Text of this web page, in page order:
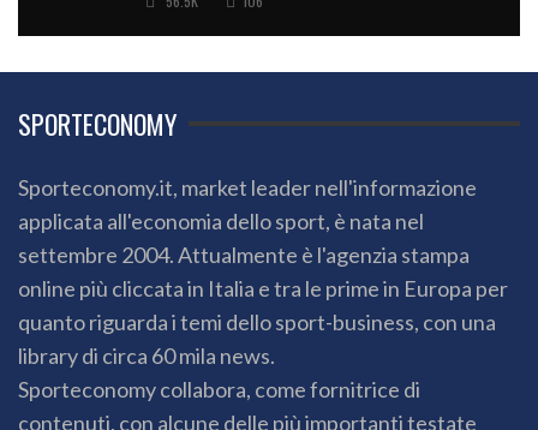
SPORTECONOMY
Sporteconomy.it, market leader nell'informazione
applicata all'economia dello sport, è nata nel
settembre 2004. Attualmente è l'agenzia stampa
online più cliccata in Italia e tra le prime in Europa per
quanto riguarda i temi dello sport-business, con una
library di circa 60 mila news.
Sporteconomy collabora, come fornitrice di
contenuti, con alcune delle più importanti testate